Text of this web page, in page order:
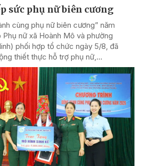
sức phụ nữ biên cương
cùng phụ nữ biên cương” năm
nữ xã Hoành Mô và phường
phối hợp tổ chức ngày 5/8, đã
thiết thực hỗ trợ phụ nữ,...